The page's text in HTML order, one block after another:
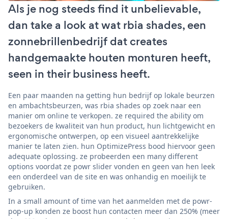
Als je nog steeds find it unbelievable,
dan take a look at wat rbia shades, een
zonnebrillenbedrijf dat creates
handgemaakte houten monturen heeft,
seen in their business heeft.
Een paar maanden na getting hun bedrijf op lokale beurzen
en ambachtsbeurzen, was rbia shades op zoek naar een
manier om online te verkopen. ze required the ability om
bezoekers de kwaliteit van hun product, hun lichtgewicht en
ergonomische ontwerpen, op een visueel aantrekkelijke
manier te laten zien. hun OptimizePress bood hiervoor geen
adequate oplossing. ze probeerden een many different
options voordat ze powr slider vonden en geen van hen leek
een onderdeel van de site en was onhandig en moeilijk te
gebruiken.
In a small amount of time van het aanmelden met de powr-
pop-up konden ze boost hun contacten meer dan 250% (meer